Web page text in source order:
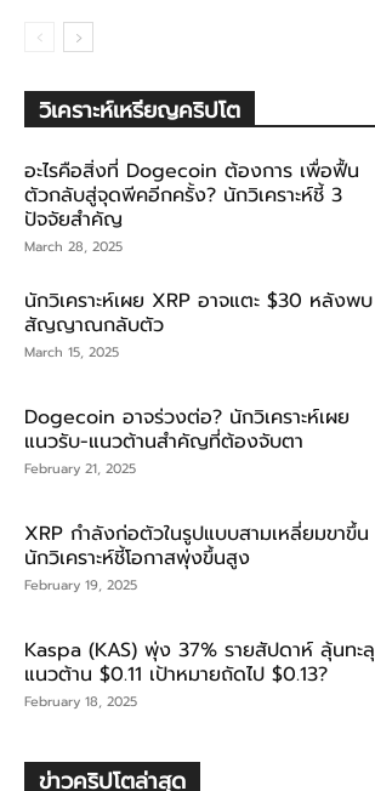
วิเคราะห์เหรียญคริปโต
อะไรคือสิ่งที่ Dogecoin ต้องการ เพื่อฟื้น
ตัวกลับสู่จุดพีคอีกครั้ง? นักวิเคราะห์ชี้ 3
ปัจจัยสำคัญ
March 28, 2025
นักวิเคราะห์เผย XRP อาจแตะ $30 หลังพบ
สัญญาณกลับตัว
March 15, 2025
Dogecoin อาจร่วงต่อ? นักวิเคราะห์เผย
แนวรับ-แนวต้านสำคัญที่ต้องจับตา
February 21, 2025
XRP กำลังก่อตัวในรูปแบบสามเหลี่ยมขาขึ้น
นักวิเคราะห์ชี้โอกาสพุ่งขึ้นสูง
February 19, 2025
Kaspa (KAS) พุ่ง 37% รายสัปดาห์ ลุ้นทะลุ
แนวต้าน $0.11 เป้าหมายถัดไป $0.13?
February 18, 2025
ข่าวคริปโตล่าสุด